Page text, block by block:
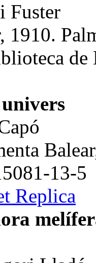
Fuster
1910.
13-5
Replica